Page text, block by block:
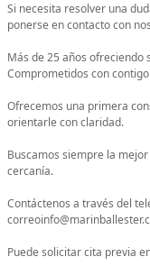
Si necesita resolver una
ponerse en contacto con
Más de 25 años ofreciendo
Comprometidos con
Ofrecemos una primera
orientarle con claridad.
Buscamos siempre la
cercanía.
Contáctenos a través del
Puede solicitar cita previa